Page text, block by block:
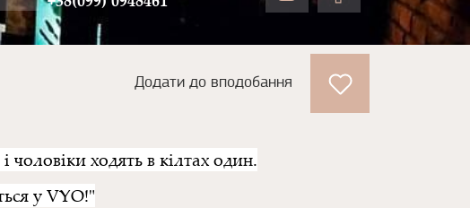
Додати до вподобання
ходять в кілтах один.
у VYO!"